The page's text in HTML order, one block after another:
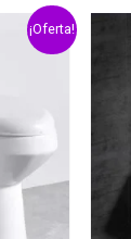
¡Oferta!